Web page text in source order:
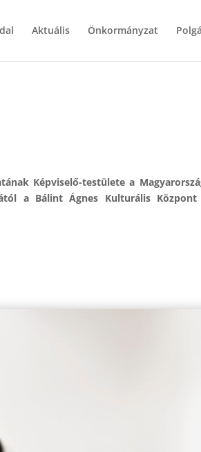
Aktuális Önkormányzat
Képviselő-testülete a
a Bálint Ágnes Kulturális